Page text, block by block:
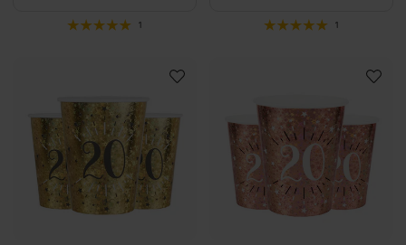
1 1